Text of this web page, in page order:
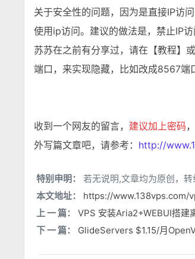
关于安全性的问题，因为是直接IP访
使用ip访问。建议的做法是，禁止IP
苏苏在之前有分享过，请在【教程】
端口，来实现隐藏，比如改成8567端
收到一个网友的留言， 建议加上密码
外写篇文章吧，请参考： http://
特别申明：
若无说明,文章均为原创，转
本文地址：
https://www.138vps.com/
上 一 篇：
VPS 安装Aria2+WEBUI搭建
下 一 篇：
GlideServers $1.15/月